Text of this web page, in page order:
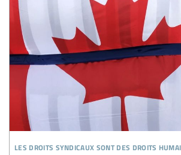
les droits syndicaux sont des droits